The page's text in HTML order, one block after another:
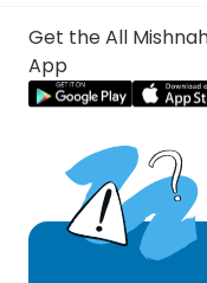
Get the All
App
ר' עובדיה מברטנורא
הרי אלו כנויין לקרבן
כך ויש מי שקורא כך,
מאלו הוא מתפיס בקרבן